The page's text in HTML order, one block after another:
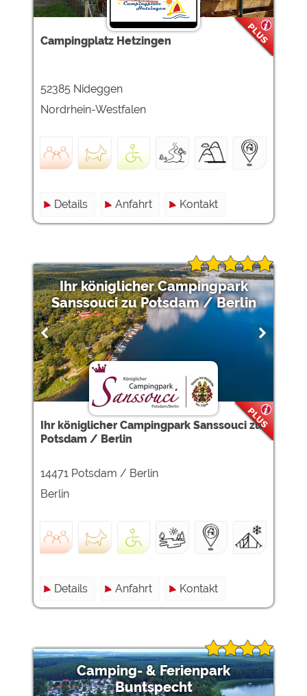
Campingplatz Hetzingen
52385 Nideggen
Nordrhein-Westfalen
Details Anfahrt Kontakt
Ihr königlicher Campingpark
Sanssouci zu Potsdam / Berlin
Ihr königlicher Campingpark Sanssouci zu
Potsdam / Berlin
14471 Potsdam / Berlin
Berlin
Details Anfahrt Kontakt
Camping- & Ferienpark
Buntspecht
Die Cookieeinstellungen können jeder Zeit im Footer